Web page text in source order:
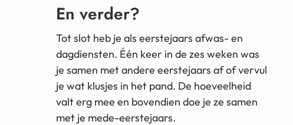
En verder?
Tot slot heb je als eerstejaars afwas- en
dagdiensten. Één keer in de zes weken was
je samen met andere eerstejaars af of vervul
je wat klusjes in het pand. De hoeveelheid
valt erg mee en bovendien doe je ze samen
met je mede-eerstejaars.